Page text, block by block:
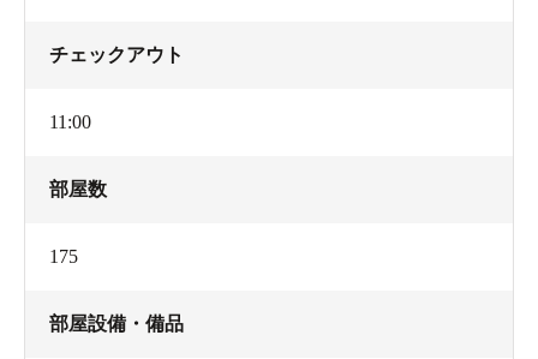
チェックアウト
11:00
部屋数
175
部屋設備・備品